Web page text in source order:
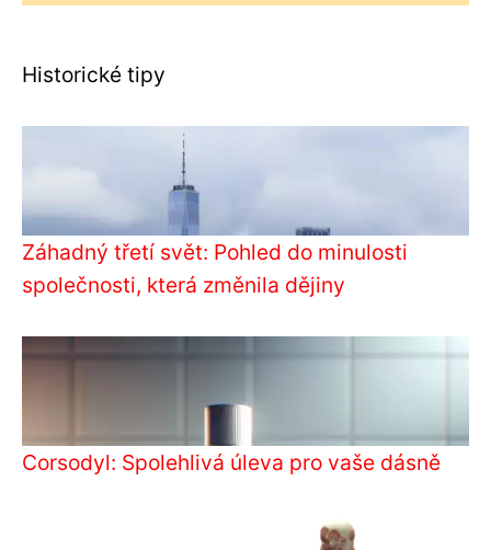
Historické tipy
Záhadný třetí svět: Pohled do minulosti
společnosti, která změnila dějiny
Corsodyl: Spolehlivá úleva pro vaše dásně